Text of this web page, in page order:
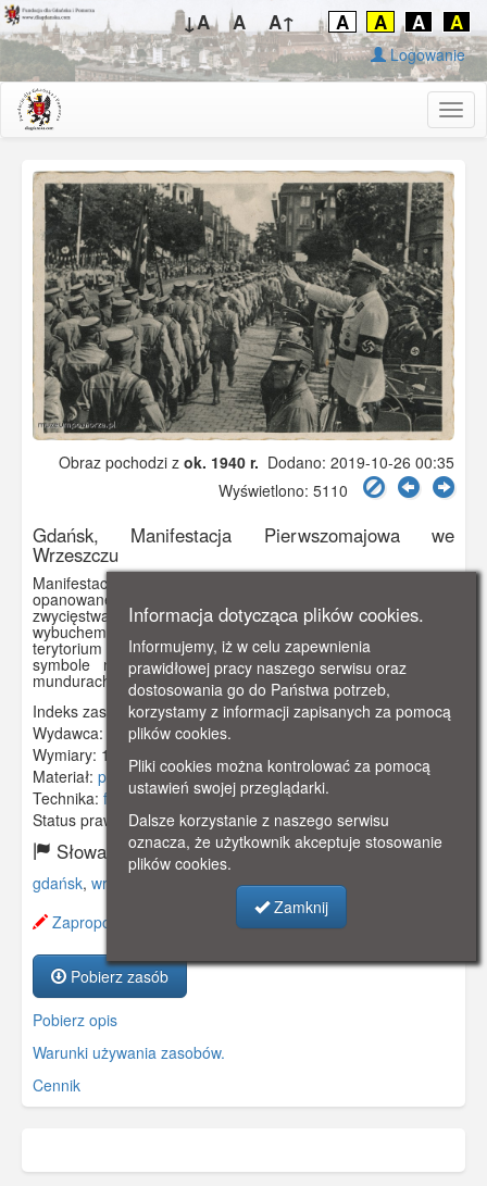
↓A A A↑ A A A A
Logowanie
Obraz pochodzi z ok. 1940 r. Dodano: 2019-10-26 00:35
Wyświetlono: 5110
Gdańsk, Manifestacja Pierwszomajowa we
Wrzeszczu
Manifestacja pierwszomajowa we Wrzeszczu. Miasto zostało
opanowane przez zwolenników Hitlera, począwszy od
zwycięstwa w wyborach do Volkstagu w 1933 r. Wraz z
wybuchem II wojny światowej WMG przestało istnieć, jego
terytorium zostało włączone do Rzeszy. Na zdjęciu widoczne
symbole nazistowskie - swastyki na sztandarach i na
mundurach. Pocztówka w obiegu od 27 V 1940 r.
Indeks zasobu:GSP00576
Wydawca:
Dr. T. V. Lpz. - Foto Luben, Danzig
Wymiary: 138 x 86 mm
Materiał: pocztówka
Technika: fotografia czarno-biała
Status prawny:Użycie Niekomercyjne
Słowa kluczowe:
gdańsk, wrzeszcz manifestacja,
Zaproponuj zmianę opisu.
Pobierz zasób
Pobierz opis
Warunki używania zasobów.
Cennik
Informacja dotycząca plików cookies.
Informujemy, iż w celu zapewnienia
prawidłowej pracy naszego serwisu oraz
dostosowania go do Państwa potrzeb,
korzystamy z informacji zapisanych za pomocą
plików cookies.
Pliki cookies można kontrolować za pomocą
ustawień swojej przeglądarki.
Dalsze korzystanie z naszego serwisu
oznacza, że użytkownik akceptuje stosowanie
plików cookies.
Zamknij